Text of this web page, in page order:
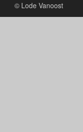
© Lode Vanoost